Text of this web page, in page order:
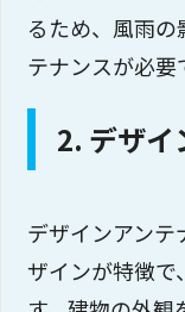
るため、風雨
テナンスが必要
2. デザイ
デザインアン
ザインが特徴で